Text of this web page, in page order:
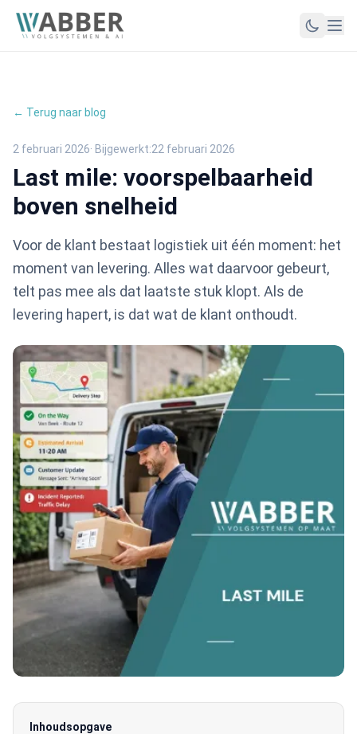
← Terug naar blog
2 februari 2026· Bijgewerkt:22 februari 2026
Last mile: voorspelbaarheid
boven snelheid
Voor de klant bestaat logistiek uit één moment: het
moment van levering. Alles wat daarvoor gebeurt,
telt pas mee als dat laatste stuk klopt. Als de
levering hapert, is dat wat de klant onthoudt.
Inhoudsopgave